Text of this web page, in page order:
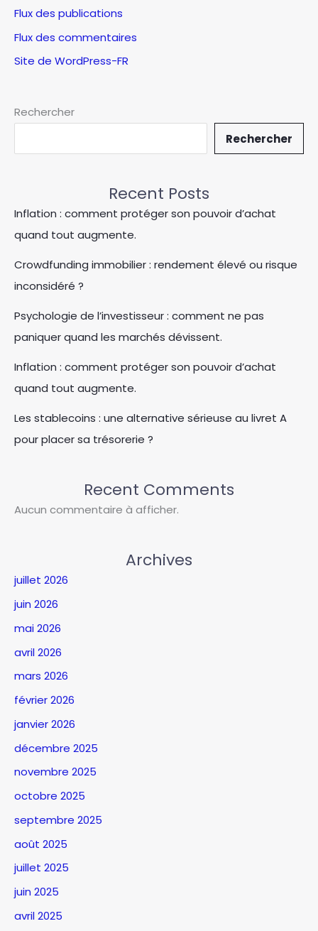
Flux des publications
Flux des commentaires
Site de WordPress-FR
Rechercher
Rechercher
Recent Posts
Inflation : comment protéger son pouvoir d’achat
quand tout augmente.
Crowdfunding immobilier : rendement élevé ou risque
inconsidéré ?
Psychologie de l’investisseur : comment ne pas
paniquer quand les marchés dévissent.
Inflation : comment protéger son pouvoir d’achat
quand tout augmente.
Les stablecoins : une alternative sérieuse au livret A
pour placer sa trésorerie ?
Recent Comments
Aucun commentaire à afficher.
Archives
juillet 2026
juin 2026
mai 2026
avril 2026
mars 2026
février 2026
janvier 2026
décembre 2025
novembre 2025
octobre 2025
septembre 2025
août 2025
juillet 2025
juin 2025
avril 2025